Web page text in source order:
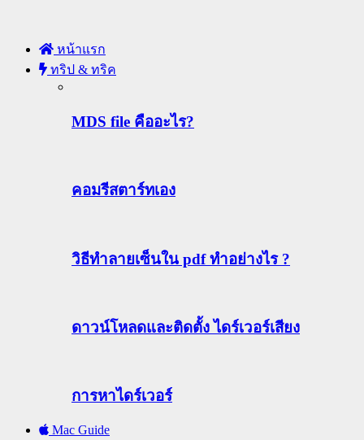
หน้าแรก
ทริป & ทริค
MDS file คืออะไร?
คอมรีสตาร์ทเอง
วิธีทําลายเซ็นใน pdf ทำอย่างไร ?
ดาวน์โหลดและติดตั้ง ไดร์เวอร์เสียง
การหาไดร์เวอร์
Mac Guide